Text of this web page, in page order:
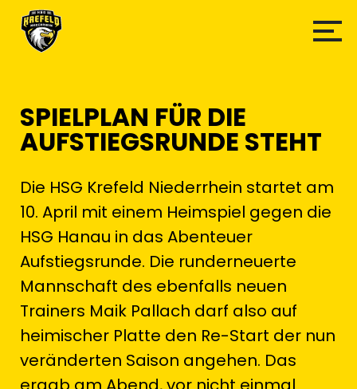
SPIELPLAN FÜR DIE
AUFSTIEGSRUNDE STEHT
Die HSG Krefeld Niederrhein startet am
10. April mit einem Heimspiel gegen die
HSG Hanau in das Abenteuer
Aufstiegsrunde. Die runderneuerte
Mannschaft des ebenfalls neuen
Trainers Maik Pallach darf also auf
heimischer Platte den Re-Start der nun
veränderten Saison angehen. Das